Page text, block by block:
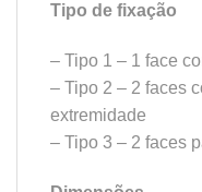
Tipo de fixação
– Tipo 1 – 1 face
– Tipo 2 – 2 faces
extremidade
– Tipo 3 – 2 faces